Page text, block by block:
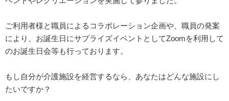
ご利用者様と職員によるコラボレーション企画や、職員の発案
により、お誕生日にサプライズイベントとしてZoomを利用して
のお誕生日会等も行っております。
もし自分が介護施設を経営するなら、あなたはどんな施設にし
たいですか？